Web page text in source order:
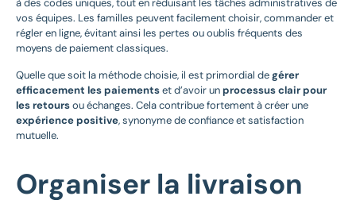
vos équipes. Les familles peuvent facilement choisir, commander et
régler en ligne, évitant ainsi les pertes ou oublis fréquents des
moyens de paiement classiques.
Quelle que soit la méthode choisie, il est primordial degérer
efficacement les paiementset d’avoir unprocessus clair pour
les retoursou échanges. Cela contribue fortement à créer une
expérience positive, synonyme de confiance et satisfaction
mutuelle.
Organiser la livraison